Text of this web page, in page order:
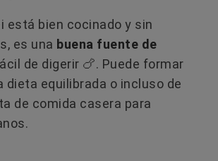
está bien cocinado y sin
es una buena fuente de
de digerir 🍗. Puede formar
dieta equilibrada o incluso de
de comida casera para